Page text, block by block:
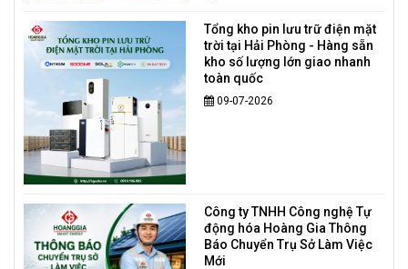
Tổng kho pin lưu trữ điện mặt
trời tại Hải Phòng - Hàng sẵn
kho số lượng lớn giao nhanh
toàn quốc
09-07-2026
Công ty TNHH Công nghệ Tự
động hóa Hoàng Gia Thông
Báo Chuyển Trụ Sở Làm Việc
Mới